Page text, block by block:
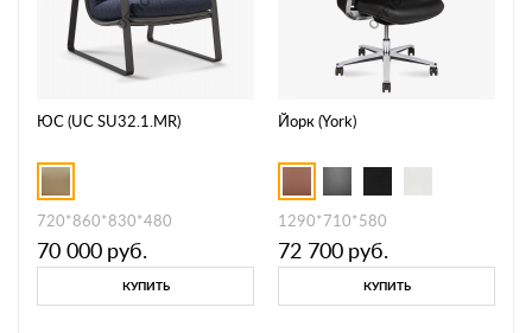
ЮС (UC SU32.1.MR)
720*860*830*480
70 000 руб.
КУПИТЬ
Йорк (York)
1290*710*580
72 700 руб.
КУПИТЬ